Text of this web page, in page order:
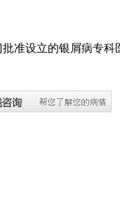
准设立的银屑病专科